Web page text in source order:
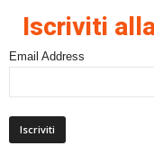
Iscriviti
Email Address